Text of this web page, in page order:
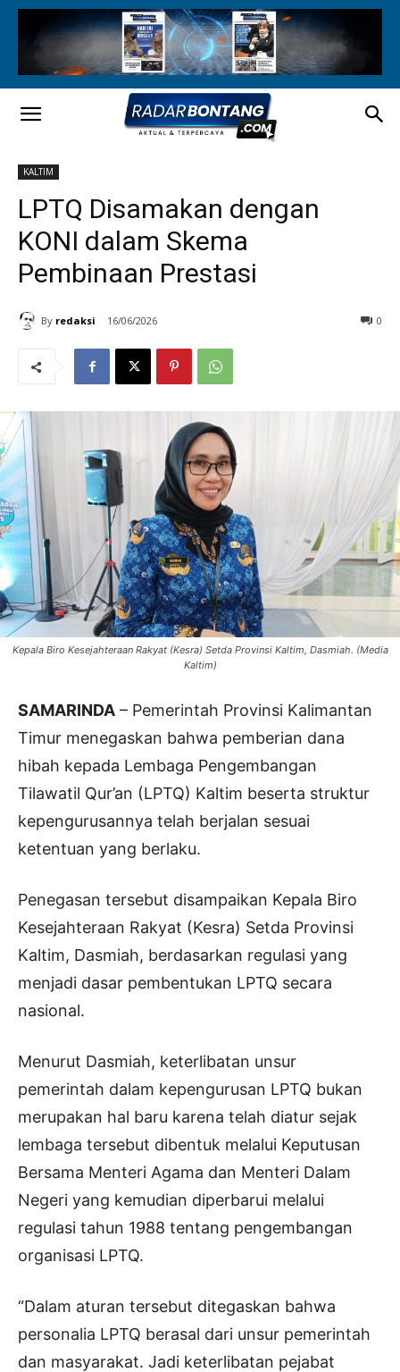
KALTIM
LPTQ Disamakan dengan
KONI dalam Skema
Pembinaan Prestasi
By redaksi 16/06/2026 0
Kepala Biro Kesejahteraan Rakyat (Kesra) Setda Provinsi Kaltim, Dasmiah. (Media
Kaltim)
SAMARINDA – Pemerintah Provinsi Kalimantan
Timur menegaskan bahwa pemberian dana
hibah kepada Lembaga Pengembangan
Tilawatil Qur’an (LPTQ) Kaltim beserta struktur
kepengurusannya telah berjalan sesuai
ketentuan yang berlaku.
Penegasan tersebut disampaikan Kepala Biro
Kesejahteraan Rakyat (Kesra) Setda Provinsi
Kaltim, Dasmiah, berdasarkan regulasi yang
menjadi dasar pembentukan LPTQ secara
nasional.
Menurut Dasmiah, keterlibatan unsur
pemerintah dalam kepengurusan LPTQ bukan
merupakan hal baru karena telah diatur sejak
lembaga tersebut dibentuk melalui Keputusan
Bersama Menteri Agama dan Menteri Dalam
Negeri yang kemudian diperbarui melalui
regulasi tahun 1988 tentang pengembangan
organisasi LPTQ.
“Dalam aturan tersebut ditegaskan bahwa
personalia LPTQ berasal dari unsur pemerintah
dan masyarakat. Jadi keterlibatan pejabat